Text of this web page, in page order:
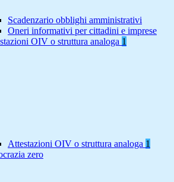
Scadenzario obblighi amministrativi
Oneri informativi per cittadini e imprese
OIV o struttura analoga 1
Attestazioni OIV o struttura analoga 1
zero